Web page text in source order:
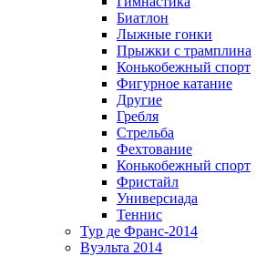
Биатлон
Лыжные гонки
Прыжки с трамплина
Конькобежный спорт
Фигурное катание
Другие
Гребля
Стрельба
Фехтование
Конькобежный спорт
Фристайл
Универсиада
Теннис
Тур де Франс-2014
Вуэльта 2014